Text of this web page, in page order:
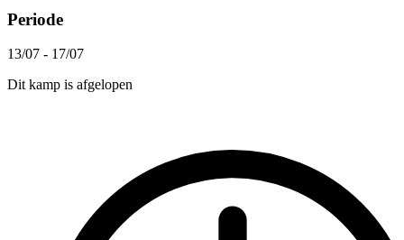
Periode
13/07 - 17/07
Dit kamp is afgelopen